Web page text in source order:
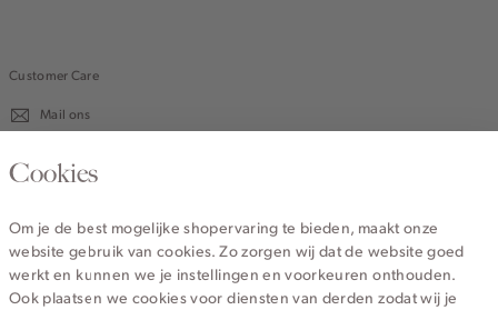
Customer Care
Mail ons
020 - 3412 670
Service
Cookies
Om je de best mogelijke shopervaring te bieden, maakt onze
website gebruik van cookies. Zo zorgen wij dat de website goed
werkt en kunnen we je instellingen en voorkeuren onthouden.
Ook plaatsen we cookies voor diensten van derden zodat wij je